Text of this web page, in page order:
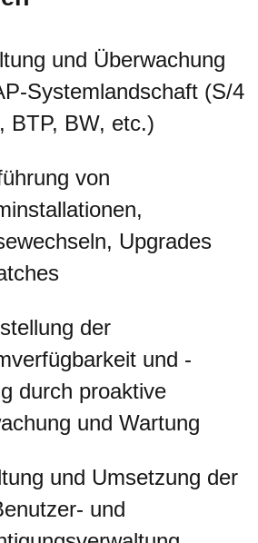
und Überwachung
Systemlandschaft (S/4
BTP, BW, etc.)
von
Upgrades
der
und -
durch proaktive
und Wartung
und Umsetzung der
und